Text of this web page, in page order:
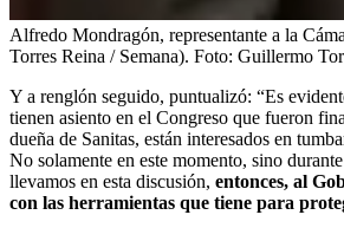
Alfredo Mondragón, representante a la
Torres Reina / Semana). Foto: Guillermo
Y a renglón seguido, puntualizó: “Es
tienen asiento en el Congreso que fueron
dueña de Sanitas, están interesados en
No solamente en este momento, sino
llevamos en esta discusión, entonces, al
con las herramientas que tiene para